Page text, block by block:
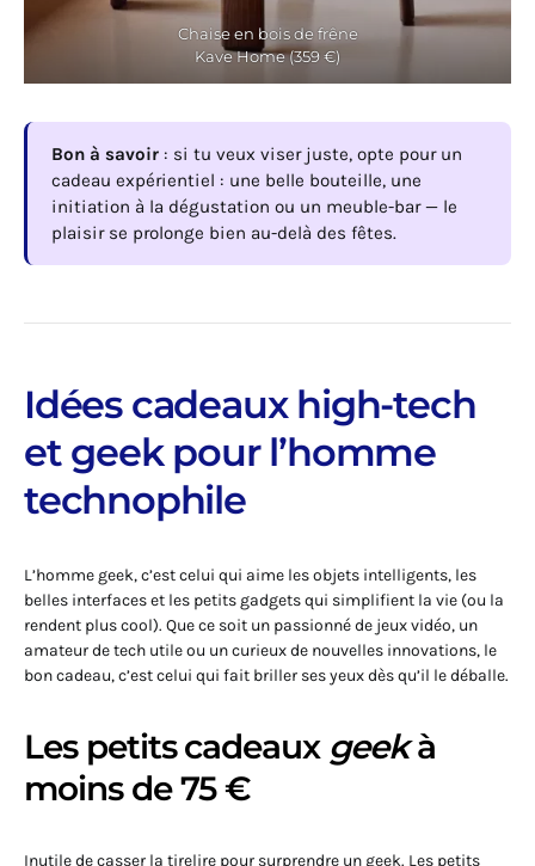
Chaise en bois de frêne
Kave Home (359 €)
Bon à savoir : si tu veux viser juste, opte pour un
cadeau expérientiel : une belle bouteille, une
initiation à la dégustation ou un meuble-bar — le
plaisir se prolonge bien au-delà des fêtes.
Idées cadeaux high-tech
et geek pour l’homme
technophile
L’homme geek, c’est celui qui aime les objets intelligents, les
belles interfaces et les petits gadgets qui simplifient la vie (ou la
rendent plus cool). Que ce soit un passionné de jeux vidéo, un
amateur de tech utile ou un curieux de nouvelles innovations, le
bon cadeau, c’est celui qui fait briller ses yeux dès qu’il le déballe.
Les petits cadeaux geekà
moins de 75 €
Inutile de casser la tirelire pour surprendre un geek. Les petits